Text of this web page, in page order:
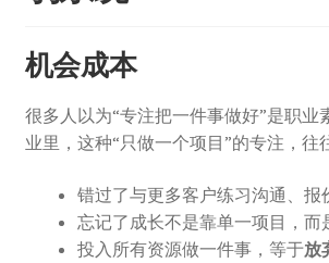
机会成本
很多人以为“专注把一件事做好”是职业
业里，这种“只做一个项目”的专注，往
错过了与更多客户练习沟通、报
忘记了成长不是靠单一项目，而
投入所有资源做一件事，等于放